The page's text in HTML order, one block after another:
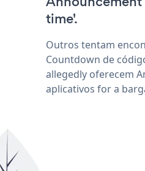
time'.
Outros tentam
Countdown de
allegedly oferecem
aplicativos for a